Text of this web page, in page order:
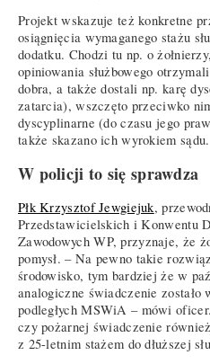
Projekt wskazuje też konkretne
osiągnięcia wymaganego stażu
dodatku. Chodzi tu np. o
opiniowania służbowego
dobra, a także dostali np. karę
zatarcia), wszczęto przeciwko
dyscyplinarne (do czasu jego
także skazano ich wyrokiem sądu.
W policji to się sprawdza
Płk Krzysztof Jewgiejuk,
Przedstawicielskich i Konwentu
Zawodowych WP, przyznaje, że
pomysł. – Na pewno takie
środowisko, tym bardziej że w
analogiczne świadczenie zostało
podległych MSWiA – mówi
czy pożarnej świadczenie
z 25-letnim stażem do dłuższej